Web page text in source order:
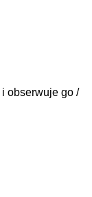
i obserwuje go /